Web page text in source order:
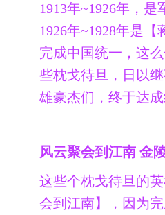
1913年~1926年，是
1926年~1928年是
完成中国统一，这
些枕戈待旦，日以
雄豪杰们，终于达成
风云聚会到江南 金
这些个枕戈待旦的
会到江南】，因为